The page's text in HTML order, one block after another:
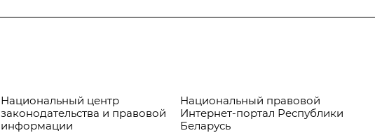
Национальный центр
законодательства и правовой
информации
Национальный правовой
Интернет-портал Республики
Беларусь